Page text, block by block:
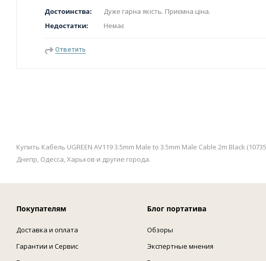
Достоинства:
Дуже гарна якість. Приємна ціна.
Недостатки:
Немає
Ответить
Купить Кабель UGREEN AV119 3.5mm Male to 3.5mm Male Cable 2m Black
Днепр, Одесса, Харьков и другие города.
Покупателям
Доставка и оплата
Гарантии и Сервис
Блог портатива
Обзоры
Экспертные мнения